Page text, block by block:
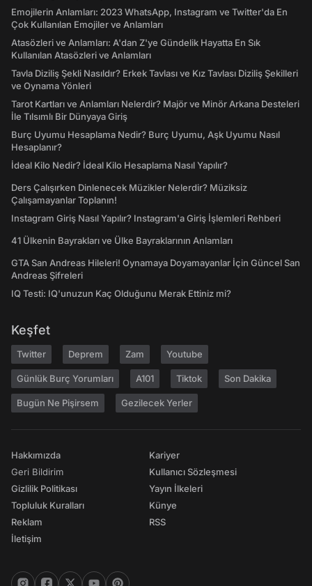
Emojilerin Anlamları: 2023 WhatsApp, Instagram ve Twitter'da En
Çok Kullanılan Emojiler ve Anlamları
Atasözleri ve Anlamları: A'dan Z'ye Gündelik Hayatta En Sık
Kullanılan Atasözleri ve Anlamları
Tavla Diziliş Şekli Nasıldır? Erkek Tavlası ve Kız Tavlası Diziliş Şekilleri
ve Oynama Yönleri
Tarot Kartları ve Anlamları Nelerdir? Majör ve Minör Arkana Desteleri
İle Tılsımlı Bir Dünyaya Giriş
Burç Uyumu Hesaplama Nedir? Burç Uyumu, Aşk Uyumu Nasıl
Hesaplanır?
İdeal Kilo Nedir? İdeal Kilo Hesaplama Nasıl Yapılır?
Ders Çalışırken Dinlenecek Müzikler Nelerdir? Müziksiz
Çalışamayanlar Toplanın!
Instagram Giriş Nasıl Yapılır? Instagram'a Giriş İşlemleri Rehberi
41 Ülkenin Bayrakları ve Ülke Bayraklarının Anlamları
GTA San Andreas Hileleri! Oynamaya Doyamayanlar İçin Güncel San
Andreas Şifreleri
IQ Testi: IQ'unuzun Kaç Olduğunu Merak Ettiniz mi?
Keşfet
Twitter Deprem Zam Youtube
Günlük Burç Yorumları A101 Tiktok Son Dakika
Bugün Ne Pişirsem Gezilecek Yerler
Hakkımızda
Geri Bildirim
Gizlilik Politikası
Topluluk Kuralları
Reklam
İletişim
Kariyer
Kullanıcı Sözleşmesi
Yayın İlkeleri
Künye
RSS